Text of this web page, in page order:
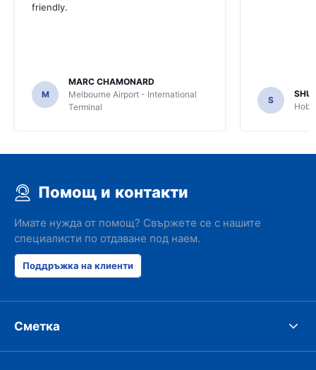
friendly.
M
MARC CHAMONARD
Melbourne Airport - International
Terminal
S
Помощ и контакти
Имате нужда от помощ? Свържете се с нашите
специалисти по отдаване под наем.
Поддръжка на клиенти
Сметка